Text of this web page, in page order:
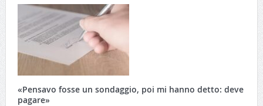
«Pensavo fosse un sondaggio, poi mi hanno detto: deve
pagare»